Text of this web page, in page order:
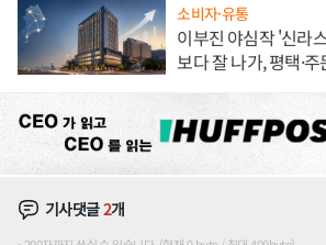
소비자·유통
이부진 야심작 '신라
보다 잘 나가, 평택·주
기사댓글2개